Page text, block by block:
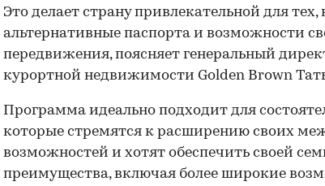
Это делает страну привлекательной для
альтернативные паспорта и возможности
передвижения, поясняет генеральный
курортной недвижимости Golden Brown
Программа идеально подходит для
которые стремятся к расширению своих
возможностей и хотят обеспечить своей
преимущества, включая более широкие